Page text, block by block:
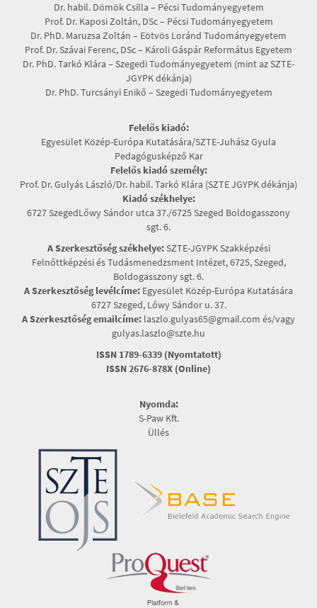
Dr. habil. Dömök Csilla – Pécsi Tudományegyetem
Prof. Dr. Kaposi Zoltán, DSc – Pécsi Tudományegyetem
Dr. PhD. Maruzsa Zoltán – Eötvös Loránd Tudományegyetem
Prof. Dr. Szávai Ferenc, DSc – Károli Gáspár Református Egyetem
Dr. PhD. Tarkó Klára – Szegedi Tudományegyetem (mint az SZTE-
JGYPK dékánja)
Dr. PhD. Turcsányi Enikő – Szegedi Tudományegyetem
Felelős kiadó:
Egyesület Közép-Európa Kutatására/SZTE-Juhász Gyula
Pedagógusképző Kar
Felelős kiadó személy:
Prof. Dr. Gulyás László/Dr. habil. Tarkó Klára (SZTE JGYPK dékánja)
Kiadó székhelye:
6727 SzegedLőwy Sándor utca 37./6725 Szeged Boldogasszony
sgt. 6.
A Szerkesztőség székhelye:SZTE-JGYPK Szakképzési
Felnőttképzési és Tudásmenedzsment Intézet, 6725, Szeged,
Boldogasszony sgt. 6.
A Szerkesztőség levélcíme: Egyesület Közép-Európa Kutatására
6727 Szeged, Lőwy Sándor u. 37.
A Szerkesztőség emailcíme: laszlo.gulyas65@gmail.com és/vagy
gulyas.laszlo@szte.hu
ISSN 1789-6339 (Nyomtatott)
ISSN 2676-878X (Online)
Nyomda:
S-Paw Kft.
Üllés